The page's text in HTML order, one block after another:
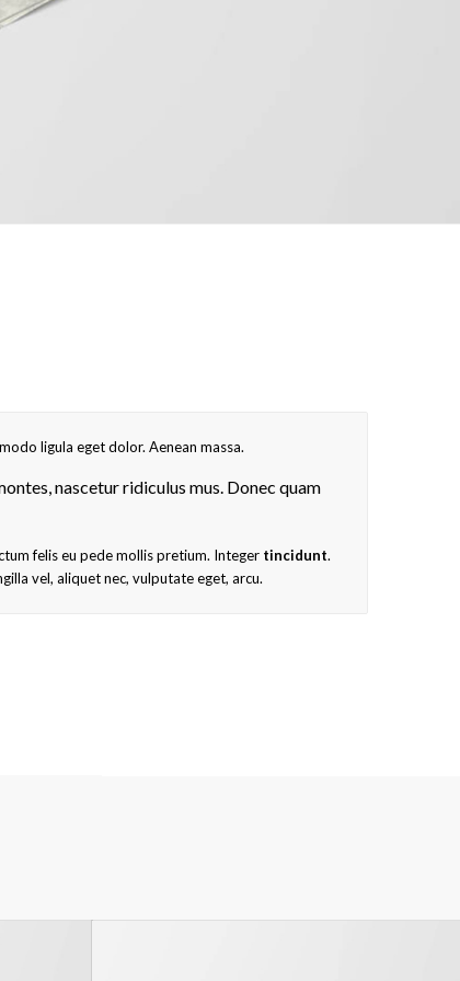
ligula eget dolor. Aenean massa.
nascetur ridiculus mus. Donec quam
felis eu pede mollis pretium. Integer tincidunt.
vel, aliquet nec, vulputate eget, arcu.